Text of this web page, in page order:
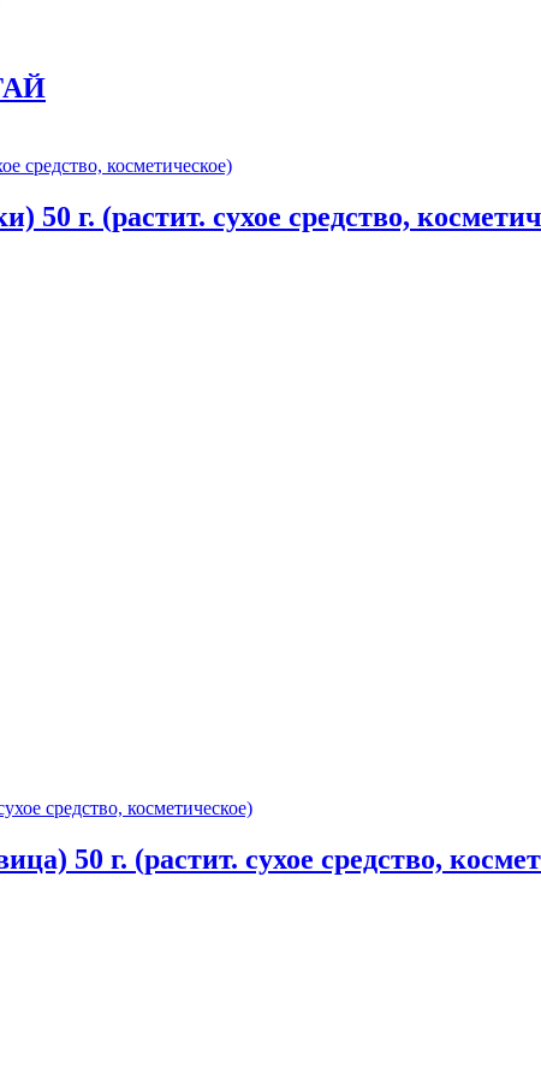
г. (растит. сухое средство,
50 г. (растит. сухое средство,